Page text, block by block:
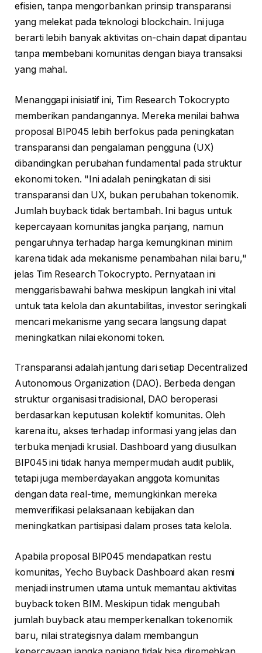
efisien, tanpa mengorbankan prinsip transparansi
yang melekat pada teknologi blockchain. Ini juga
berarti lebih banyak aktivitas on-chain dapat dipantau
tanpa membebani komunitas dengan biaya transaksi
yang mahal.
Menanggapi inisiatif ini, Tim Research Tokocrypto
memberikan pandangannya. Mereka menilai bahwa
proposal BIP045 lebih berfokus pada peningkatan
transparansi dan pengalaman pengguna (UX)
dibandingkan perubahan fundamental pada struktur
ekonomi token. "Ini adalah peningkatan di sisi
transparansi dan UX, bukan perubahan tokenomik.
Jumlah buyback tidak bertambah. Ini bagus untuk
kepercayaan komunitas jangka panjang, namun
pengaruhnya terhadap harga kemungkinan minim
karena tidak ada mekanisme penambahan nilai baru,"
jelas Tim Research Tokocrypto. Pernyataan ini
menggarisbawahi bahwa meskipun langkah ini vital
untuk tata kelola dan akuntabilitas, investor seringkali
mencari mekanisme yang secara langsung dapat
meningkatkan nilai ekonomi token.
Transparansi adalah jantung dari setiap Decentralized
Autonomous Organization (DAO). Berbeda dengan
struktur organisasi tradisional, DAO beroperasi
berdasarkan keputusan kolektif komunitas. Oleh
karena itu, akses terhadap informasi yang jelas dan
terbuka menjadi krusial. Dashboard yang diusulkan
BIP045 ini tidak hanya mempermudah audit publik,
tetapi juga memberdayakan anggota komunitas
dengan data real-time, memungkinkan mereka
memverifikasi pelaksanaan kebijakan dan
meningkatkan partisipasi dalam proses tata kelola.
Apabila proposal BIP045 mendapatkan restu
komunitas, Yecho Buyback Dashboard akan resmi
menjadi instrumen utama untuk memantau aktivitas
buyback token BIM. Meskipun tidak mengubah
jumlah buyback atau memperkenalkan tokenomik
baru, nilai strategisnya dalam membangun